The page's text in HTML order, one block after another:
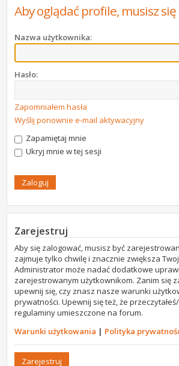
Aby oglądać profile, musisz
Nazwa użytkownika:
Hasło:
Zapomniałem hasła
Wyślij ponownie e-mail aktywacyjny
Zapamiętaj mnie
Ukryj mnie w tej sesji
Zarejestruj
Aby się zalogować, musisz być
zajmuje tylko chwilę i znacznie zwiększa
Administrator może nadać dodatkowe
zarejestrowanym użytkownikom. Zanim się
upewnij się, czy znasz nasze warunki
prywatności. Upewnij się też, że
regulaminy umieszczone na forum.
Warunki użytkowania | Polityka
Zarejestruj